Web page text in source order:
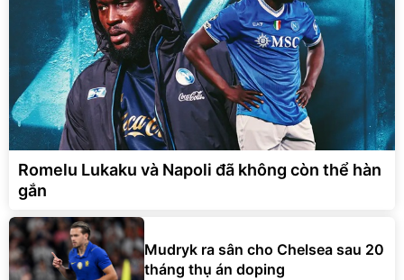
Romelu Lukaku và Napoli đã không còn thể hàn
gắn
Mudryk ra sân cho Chelsea sau 20
tháng thụ án doping